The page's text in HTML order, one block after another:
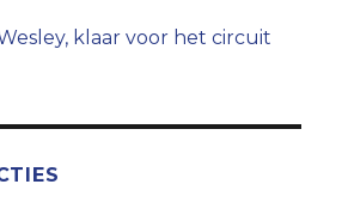
klaar voor het circuit